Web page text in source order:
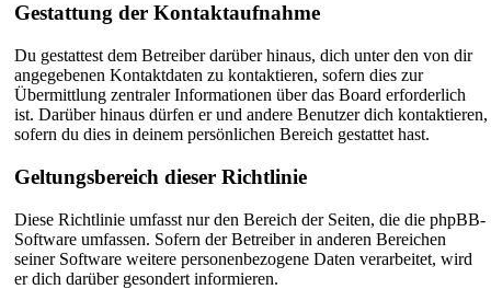
Gestattung der Kontaktaufnahme
Du gestattest dem Betreiber darüber hinaus, dich unter den von dir
angegebenen Kontaktdaten zu kontaktieren, sofern dies zur
Übermittlung zentraler Informationen über das Board erforderlich
ist. Darüber hinaus dürfen er und andere Benutzer dich kontaktieren,
sofern du dies in deinem persönlichen Bereich gestattet hast.
Geltungsbereich dieser Richtlinie
Diese Richtlinie umfasst nur den Bereich der Seiten, die die phpBB-
Software umfassen. Sofern der Betreiber in anderen Bereichen
seiner Software weitere personenbezogene Daten verarbeitet, wird
er dich darüber gesondert informieren.